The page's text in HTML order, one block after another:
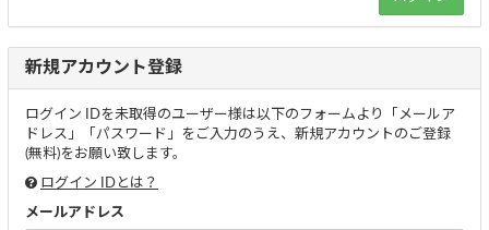
新規アカウント登録
ログイン IDを未取得のユーザー様は以下のフォームより「メールア
ドレス」「パスワード」をご入力のうえ、新規アカウントのご登録
(無料)をお願い致します。
ログイン IDとは？
メールアドレス